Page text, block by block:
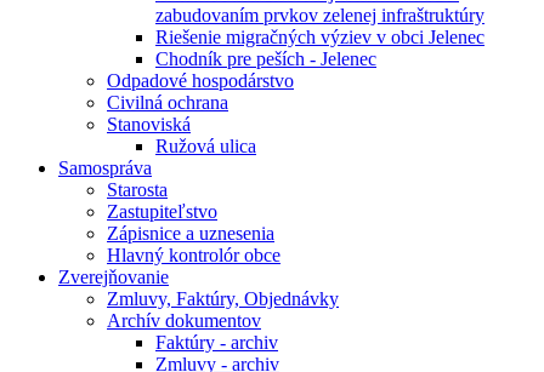
zabudovaním prvkov zelenej infraštruktúry
Riešenie migračných výziev v obci Jelenec
Chodník pre peších - Jelenec
Odpadové hospodárstvo
Civilná ochrana
Stanoviská
Ružová ulica
Samospráva
Starosta
Zastupiteľstvo
Zápisnice a uznesenia
Hlavný kontrolór obce
Zverejňovanie
Zmluvy, Faktúry, Objednávky
Archív dokumentov
Faktúry - archiv
Zmluvy - archiv